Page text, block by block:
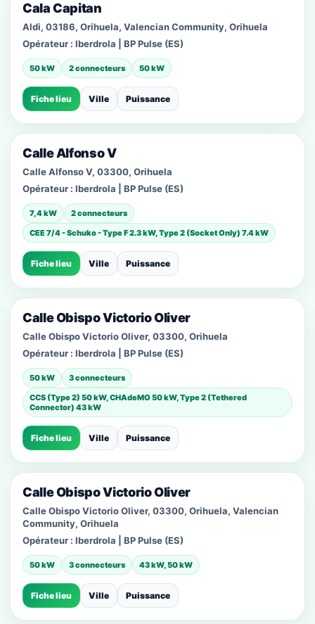
Cala Capitan
Aldi, 03186, Orihuela, Valencian Community, Orihuela
Opérateur : Iberdrola | BP Pulse (ES)
50 kW 2 connecteurs 50 kW
Fiche lieu Ville Puissance
Calle Alfonso V
Calle Alfonso V, 03300, Orihuela
Opérateur : Iberdrola | BP Pulse (ES)
7,4 kW
2 connecteurs
CEE 7/4 - Schuko - Type F 2.3 kW, Type 2 (Socket Only) 7.4 kW
Fiche lieu Ville Puissance
Calle Obispo Victorio Oliver
Calle Obispo Victorio Oliver, 03300, Orihuela
Opérateur : Iberdrola | BP Pulse (ES)
50 kW
3 connecteurs
CCS (Type 2) 50 kW, CHAdeMO 50 kW, Type 2 (Tethered
Connector) 43 kW
Fiche lieu Ville Puissance
Calle Obispo Victorio Oliver
Calle Obispo Victorio Oliver, 03300, Orihuela, Valencian
Community, Orihuela
Opérateur : Iberdrola | BP Pulse (ES)
50 kW 3 connecteurs 43 kW, 50 kW
Fiche lieu Ville Puissance